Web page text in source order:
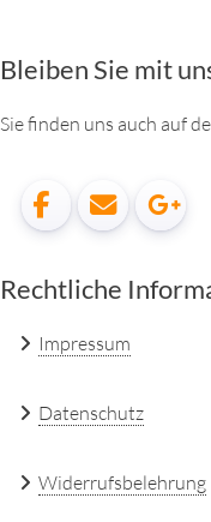
Bleiben Sie mit
Sie finden uns auch auf
Rechtliche
Impressum
Datenschutz
Widerrufsbelehrung